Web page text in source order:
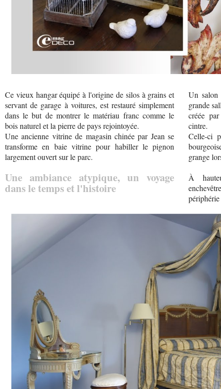
Ce vieux hangar équipé à l'origine de silos à grains et
servant de garage à voitures, est restauré simplement
dans le but de montrer le matériau franc comme le
bois naturel et la pierre de pays rejointoyée.
Une ancienne vitrine de magasin chinée par Jean se
transforme en baie vitrine pour habiller le pignon
largement ouvert sur le parc.
Une ambiance atypique, un voyage
dans le temps et l'histoire
Un salon
grande
créée
cintre.
Celle-ci
grange
À